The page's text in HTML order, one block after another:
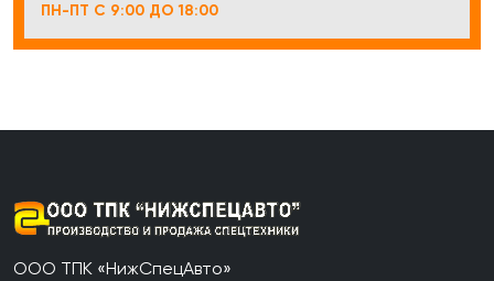
ПН-ПТ С 9:00 ДО 18:00
ООО ТПК «НижСпецАвто»